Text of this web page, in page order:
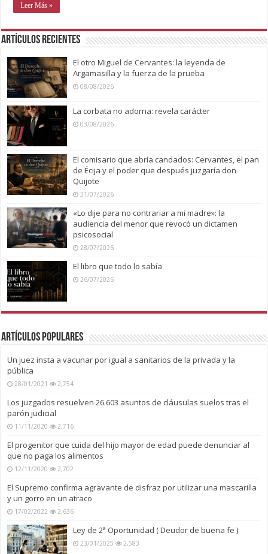
Leer Más »
Artículos recientes
El otro Miguel de Cervantes: la leyenda de
Argamasilla y la fuerza de la prueba
08/08/2026
La corbata no adorna: revela carácter
03/08/2026
El comisario que abría candados: Cervantes, el pan
de Écija y el poder que después juzgaría don
Quijote
31/07/2026
«Lo dije para no contrariar a mi madre»: la
audiencia del menor que revocó un dictamen
psicosocial
28/07/2026
El libro que todo lo sabía
26/07/2026
Artículos Populares
Un juez insta a vacunar por igual a sanitarios de la privada y la
pública
28/01/2021 2,754
Los juzgados resuelven 26.603 asuntos de cláusulas suelos tras el
parón judicial
11/11/2020 2,716
El progenitor que cuida del hijo mayor de edad puede denunciar al
que no paga los alimentos
12/11/2020 2,702
El Supremo confirma agravante de disfraz por utilizar una mascarilla
y un gorro en un atraco
17/02/2022 2,636
Ley de 2ª Oportunidad ( Deudor de buena fe )
23/01/2025 2,583